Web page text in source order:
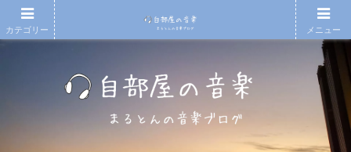
カテゴリー メニュー